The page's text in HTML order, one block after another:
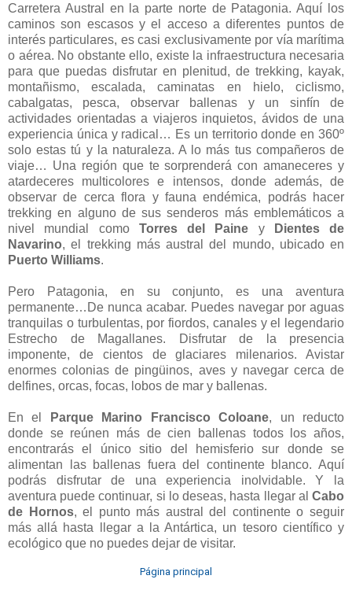
Carretera Austral en la parte norte de Patagonia. Aquí los
caminos son escasos y el acceso a diferentes puntos de
interés particulares, es casi exclusivamente por vía marítima
o aérea. No obstante ello, existe la infraestructura necesaria
para que puedas disfrutar en plenitud, de trekking, kayak,
montañismo, escalada, caminatas en hielo, ciclismo,
cabalgatas, pesca, observar ballenas y un sinfín de
actividades orientadas a viajeros inquietos, ávidos de una
experiencia única y radical… Es un territorio donde en 360º
solo estas tú y la naturaleza. A lo más tus compañeros de
viaje… Una región que te sorprenderá con amaneceres y
atardeceres multicolores e intensos, donde además, de
observar de cerca flora y fauna endémica, podrás hacer
trekking en alguno de sus senderos más emblemáticos a
nivel mundial como Torres del Paine y
Dientes de
Navarino, el trekking más austral del mundo, ubicado en
Puerto Williams.
Pero Patagonia, en su conjunto, es una aventura
permanente…De nunca acabar. Puedes navegar por aguas
tranquilas o turbulentas, por fiordos, canales y el legendario
Estrecho de Magallanes. Disfrutar de la presencia
imponente, de cientos de glaciares milenarios. Avistar
enormes colonias de pingüinos, aves y navegar cerca de
delfines, orcas, focas, lobos de mar y ballenas.
En el Parque Marino Francisco Coloane, un reducto
donde se reúnen más de cien ballenas todos los años,
encontrarás el único sitio del hemisferio sur donde se
alimentan las ballenas fuera del continente blanco. Aquí
podrás disfrutar de una experiencia inolvidable. Y la
aventura puede continuar, si lo deseas, hasta llegar al Cabo
de Hornos, el punto más austral del continente o seguir
más allá hasta llegar a la Antártica, un tesoro científico y
ecológico que no puedes dejar de visitar.
Página principal